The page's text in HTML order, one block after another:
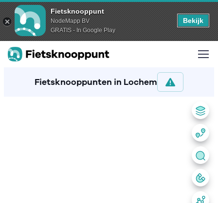
Fietsknooppunt
NodeMapp BV
GRATIS - In Google Play
Bekijk
Fietsknooppunten in Lochem